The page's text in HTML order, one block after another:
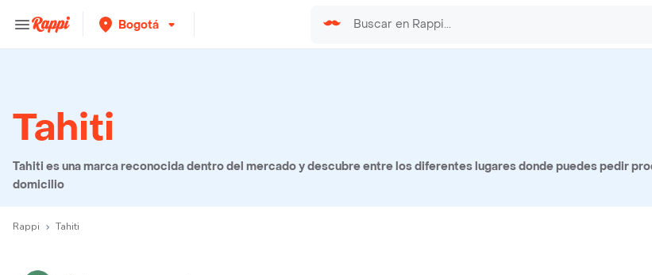
Bogotá
Tahiti
Tahiti es una marca reconocida dentro del mercado y descubre entre los diferentes lugares donde puedes pedir
domicilio
Rappi Tahiti